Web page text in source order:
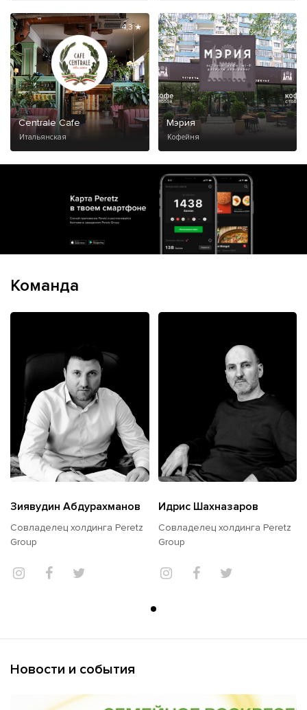
Centrale Cafe
Итальянская
4,3 ★
Мэрия
Кофейня
4,9 ★
Команда
Зиявудин Абдурахманов
Совладелец холдинга Peretz
Group
Идрис Шахназаров
Совладелец холдинга Peretz
Group
Новости и события